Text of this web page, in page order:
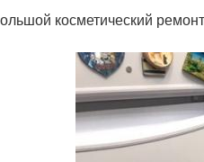
косметический